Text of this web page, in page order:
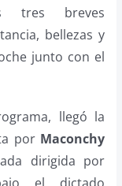
tres breves
bellezas y
junto con el
llegó la
por Maconchy
dirigida por